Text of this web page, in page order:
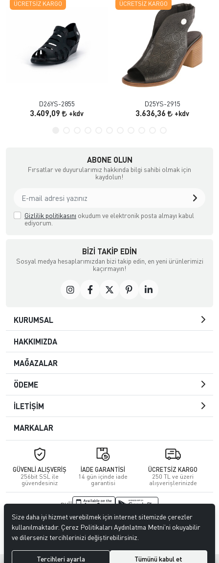
ÜCRETSIZ KARGO
D26YS-2855
3.409,09 +kdv
ÜCRETSIZ KARGO
D25YS-2915
3.636,36 +kdv
ABONE OLUN
Fırsatlar ve duyurularımız hakkında bilgi sahibi olmak için
kaydolun!
Gizlilik politikasını okudum ve elektronik posta almayı kabul
ediyorum.
BIZI TAKIP EDIN
Sosyal medya hesaplarımızdan bizi takip edin, en yeni ürünlerimizi
kaçırmayın!
KURUMSAL
HAKKIMIZDA
MAĞAZALAR
ÖDEME
İLETİŞİM
MARKALAR
GÜVENLİ ALIŞVERİŞ
256bit SSL ile
güvendesiniz
İADE GARANTİSİ
14 gün içinde iade
garantisi
ÜCRETSİZ KARGO
250 TL ve üzeri
alışverişlerinizde
null
© 2023CENGİZ DERİ. Tüm hakları saklıdır.
Hipotenüs ®Yeni Nesil E-Ticaret Sistemleri ile Hazırlanmıştır.
Size daha iyi hizmet verebilmek için internet sitemizde çerezler
kullanılmaktadır. Çerez Politikaları Aydınlatma Metni’ni okuyabilir
ve dilerseniz tercihlerinizi değiştirebilirsiniz.
Tercihleri ayarla Tümünü kabul et